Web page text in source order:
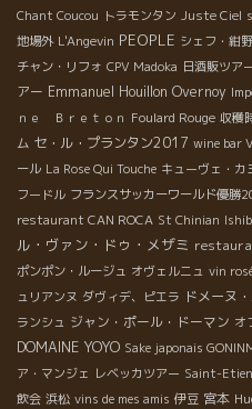
Chant Coucou トラモンタン Juste Ciel
地場外 L'Angevin PEOPLE シェフ・紺野
チャン・リフォ CPV Madoka 日酒販ツア
アー Emmanuel Houillon Overnoy
ｎｅ Ｂｒｅｔｏｎ Foulard Rouge 収穫
ム セ・ル・プランタン2017 wine bar
ール La Rose Qui Touche キューヴェ・カ
フードル フランスサッカーワールド優勝
restaurant CAN ROCA St Chinian
ル・ヴァン・ドゥ・メザミ
ポンポン・ルージュ オヴェルニュ vin
ュリアンヌ ダヴィデ、ピエラ ドメーヌ
ランシュ ジャン・ポール・ドーマン オ
DOMAINE YOYO Sake japonais
ア・マンジェ レベッカツアー Saint-
飲会 浜松 vins de mes amis 伊豆 宮本